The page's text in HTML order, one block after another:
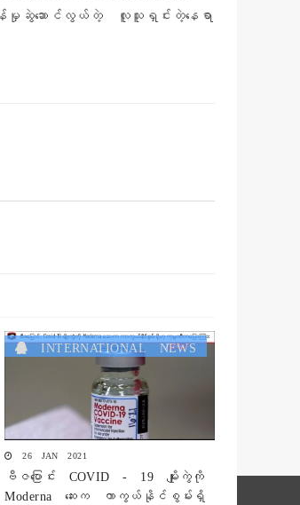
မှုဆွဲဆောင်လွယ်တဲ့ လူသူရှင်းတဲ့နေရာ
INTERNATIONAL NEWS
26 JAN 2021
ဗီဇပြောင်း COVID - 19 မျိုးကွဲကို
Moderna ဆေးက ကာကွယ်နိုင်စွမ်းရှိ